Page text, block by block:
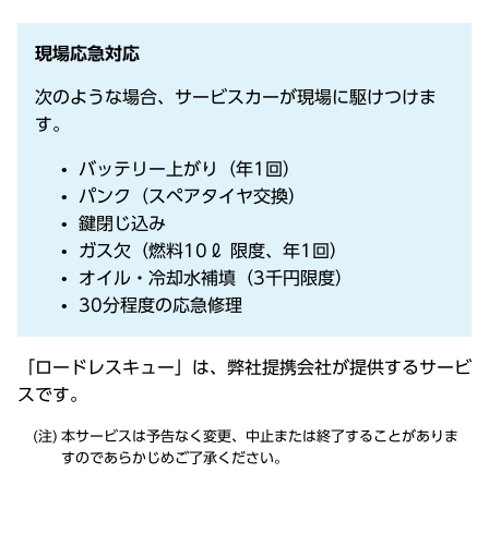
現場応急対応
次のような場合、サービスカーが現場に駆けつけま
す。
バッテリー上がり（年1回）
パンク（スペアタイヤ交換）
鍵閉じ込み
ガス欠（燃料10ℓ 限度、年1回）
オイル・冷却水補填（3千円限度）
30分程度の応急修理
「ロードレスキュー」は、弊社提携会社が提供するサービ
スです。
本サービスは予告なく変更、中止または終了することがありま
すのであらかじめご了承ください。